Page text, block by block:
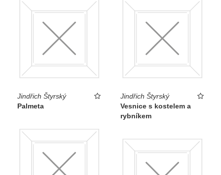
Jindřich Štyrský
Palmeta
Jindřich Štyrský
Vesnice s kostelem a
rybníkem